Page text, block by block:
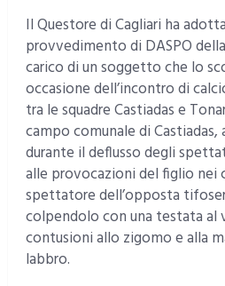
Il Questore di Cagliari ha
provvedimento di DASPO
carico di un soggetto che lo
occasione dell’incontro di
tra le squadre Castiadas e
campo comunale di
durante il deflusso degli
alle provocazioni del figlio nei
spettatore dell’opposta
colpendolo con una testata al
contusioni allo zigomo e alla
labbro.